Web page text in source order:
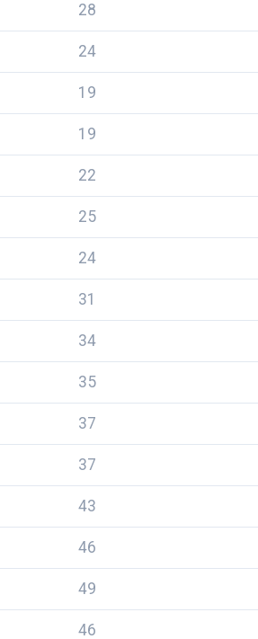
28
24
19
19
22
25
24
31
34
35
37
37
43
46
49
46